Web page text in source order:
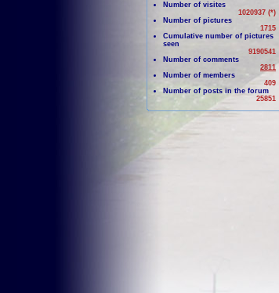
Number of visites
1020937 (*)
Number of pictures
1715
Cumulative number of pictures
seen
9190541
Number of comments
2811
Number of members
409
Number of posts in the forum
25851